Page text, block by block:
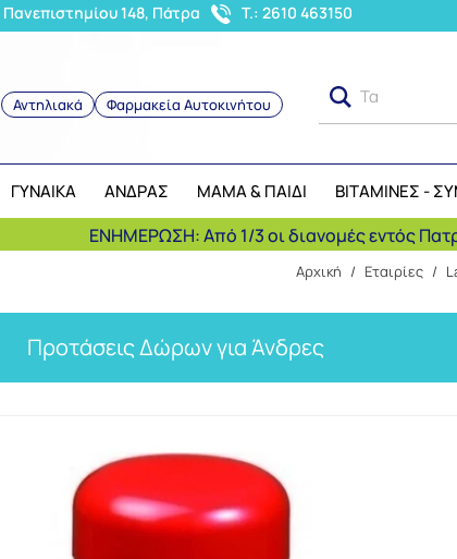
148, Πάτρα T.: 2610 463150
Αντηλιακά Φαρμακεία Αυτοκινήτου Τα μήλα ανήκ
ΓΥΝΑΙΚΑ ΑΝΔΡΑΣ ΜΑΜΑ & ΠΑΙΔΙ ΒΙΤΑΜΙΝΕΣ -
ΕΝΗΜΕΡΩΣΗ: Από 1/3 οι διανομές εντός
Αρχική / Εταιρίες /
Προτάσεις Δώρων για Άνδρες